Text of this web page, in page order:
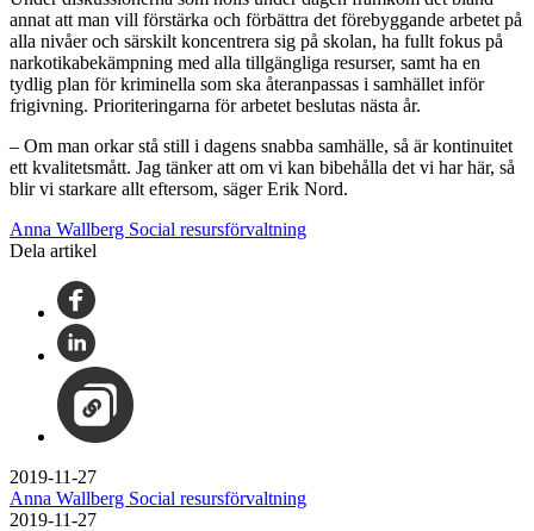
annat att man vill förstärka och förbättra det förebyggande arbetet på
alla nivåer och särskilt koncentrera sig på skolan, ha fullt fokus på
narkotikabekämpning med alla tillgängliga resurser, samt ha en
tydlig plan för kriminella som ska återanpassas i samhället inför
frigivning. Prioriteringarna för arbetet beslutas nästa år.
– Om man orkar stå still i dagens snabba samhälle, så är kontinuitet
ett kvalitetsmått. Jag tänker att om vi kan bibehålla det vi har här, så
blir vi starkare allt eftersom, säger Erik Nord.
Anna Wallberg Social resursförvaltning
Dela artikel
2019-11-27
Anna Wallberg Social resursförvaltning
2019-11-27